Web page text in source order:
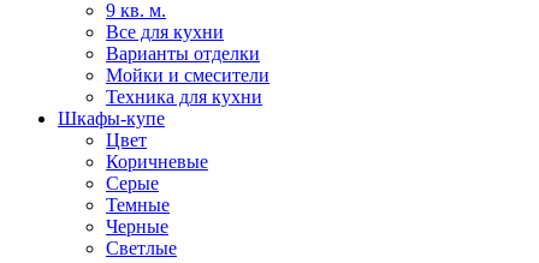
9 кв. м.
Все для кухни
Варианты отделки
Мойки и смесители
Техника для кухни
Шкафы-купе
Цвет
Коричневые
Серые
Темные
Черные
Светлые